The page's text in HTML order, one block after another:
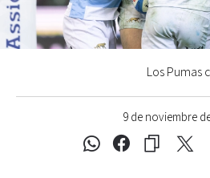
9 de noviembre
Los Pumas